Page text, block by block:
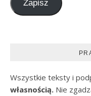
Zapisz
Wszystkie teksty i
własnością. Nie